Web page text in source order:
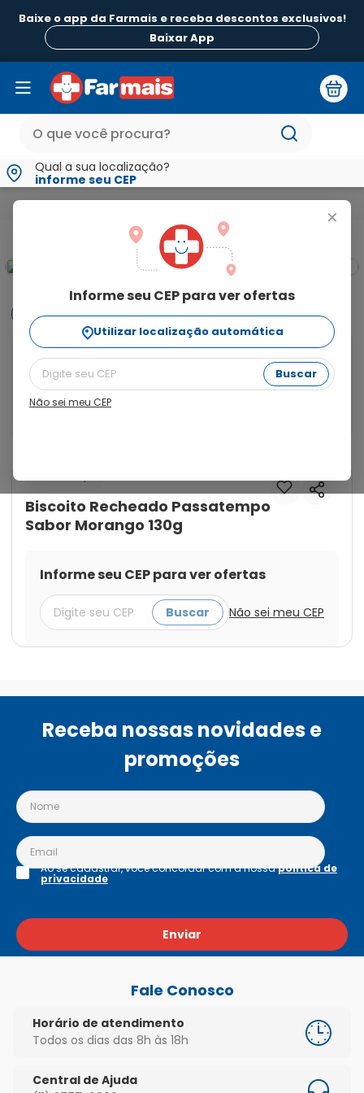
Baixe o app da Farmais e receba descontos exclusivos!
Baixar App
Qual a sua localização?
informe seu CEP
+
Informe seu CEP para ver ofertas
Utilizar localização automática
Buscar
Não sei meu CEP
Biscoito Recheado Passatempo Sabor Morango
Informações
Biscoito Recheado Passatempo Sabor Morango 130g:
Biscoito recheado com creme sabor morango,
oferecendo uma combinação deliciosa de crocância
e recheio doce. Com 130g, é uma opção ideal para um
Biscoito Recheado Passatempo
Sabor Morango 130g
Informe seu CEP para ver ofertas
Buscar Não sei meu CEP
Receba nossas novidades e
promoções
Enviar
Ao se cadastrar, você concordar com a nossapolítica de
privacidade
Fale Conosco
Horário de atendimento
Todos os dias das 8h às 18h
Central de Ajuda